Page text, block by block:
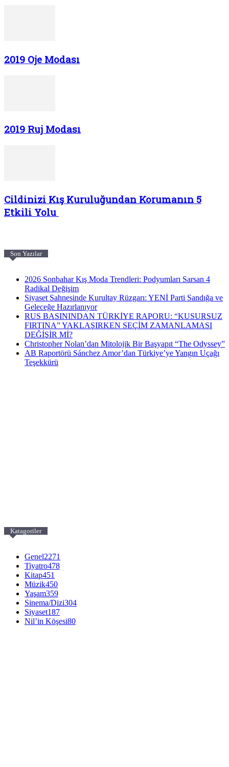
2019 Oje Modası
2019 Ruj Modası
Cildinizi Kış Kuruluğundan Korumanın 5
Etkili Yolu
Son Yazılar
2026 Sonbahar Kış Moda Trendleri: Podyumları Sarsan 4
Radikal Değişim
Siyaset Sahnesinde Kurultay Rüzgarı: YENİ Parti Sandığa ve
Geleceğe Hazırlanıyor
RUS BASININDAN TÜRKİYE RAPORU: “KUSURSUZ
FIRTINA” YAKLAŞIRKEN SEÇİM ZAMANLAMASI
DEĞİŞİR Mİ?
Christopher Nolan’dan Mitolojik Bir Başyapıt “The Odyssey”
AB Raportörü Sánchez Amor’dan Türkiye’ye Yangın Uçağı
Teşekkürü
Katagoriler
Genel2271
Tiyatro478
Kitap451
Müzik450
Yaşam359
Sinema/Dizi304
Siyaset187
Nil’in Köşesi80